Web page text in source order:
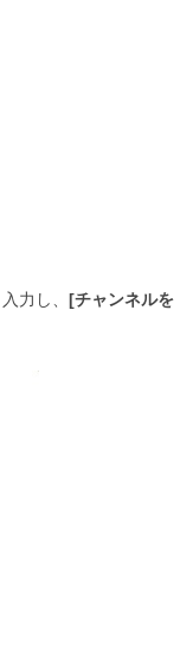
力し、 [チャンネルを